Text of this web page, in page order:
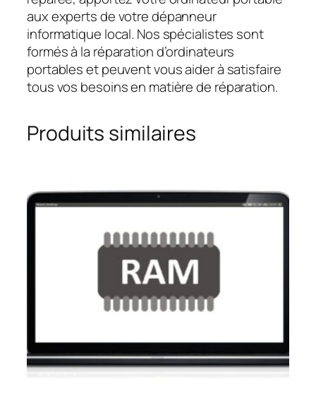
aux experts de votre dépanneur
informatique local. Nos spécialistes sont
formés à la réparation d’ordinateurs
portables et peuvent vous aider à satisfaire
tous vos besoins en matière de réparation.
Produits similaires